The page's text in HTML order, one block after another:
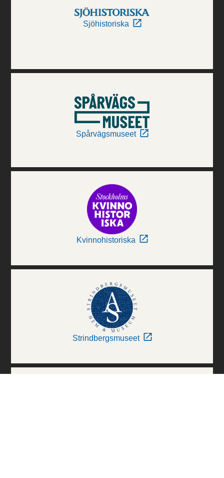
Sjöhistoriska
Spårvägsmuseet
Kvinnohistoriska
Strindbergsmuseet